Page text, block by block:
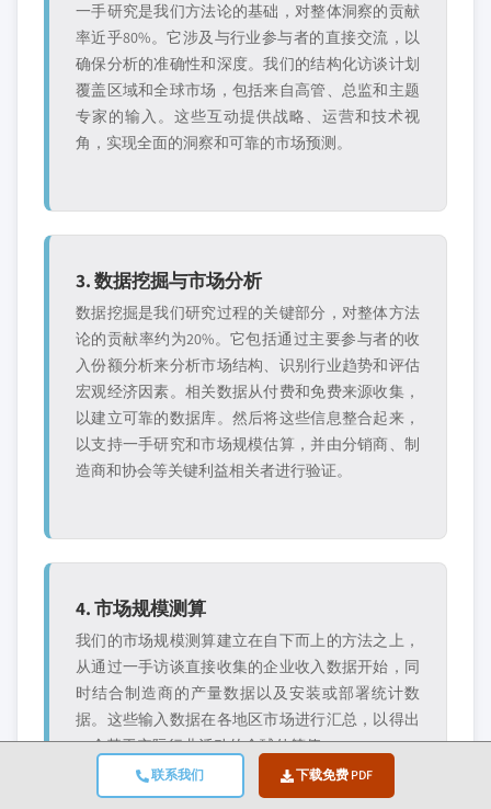
联系我们 下载免费 PDF
一手研究是我们方法论的基础，对整体洞察的贡献
率近乎80%。它涉及与行业参与者的直接交流，以
确保分析的准确性和深度。我们的结构化访谈计划
覆盖区域和全球市场，包括来自高管、总监和主题
专家的输入。这些互动提供战略、运营和技术视
角，实现全面的洞察和可靠的市场预测。
3. 数据挖掘与市场分析
数据挖掘是我们研究过程的关键部分，对整体方法
论的贡献率约为20%。它包括通过主要参与者的收
入份额分析来分析市场结构、识别行业趋势和评估
宏观经济因素。相关数据从付费和免费来源收集，
以建立可靠的数据库。然后将这些信息整合起来，
以支持一手研究和市场规模估算，并由分销商、制
造商和协会等关键利益相关者进行验证。
4. 市场规模测算
我们的市场规模测算建立在自下而上的方法之上，
从通过一手访谈直接收集的企业收入数据开始，同
时结合制造商的产量数据以及安装或部署统计数
据。这些输入数据在各地区市场进行汇总，以得出
一个基于实际行业活动的全球估算值。